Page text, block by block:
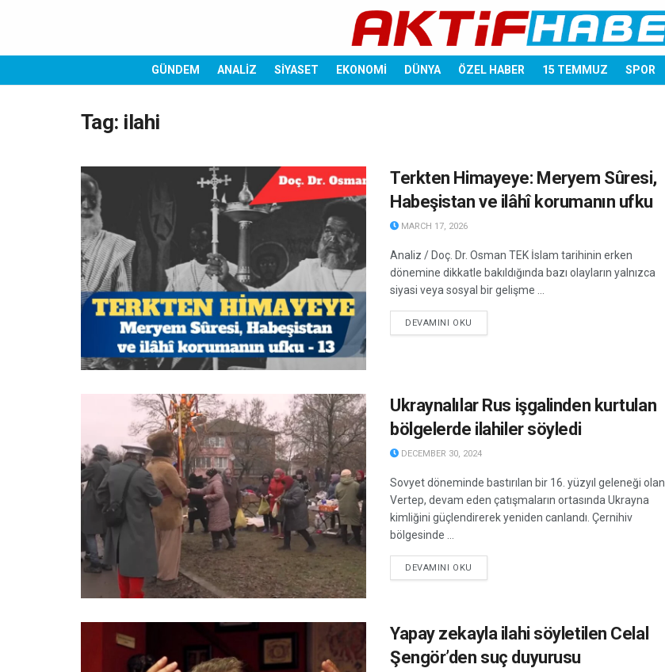
GÜNDEM ANALİZ SİYASET EKONOMİ DÜNYA ÖZEL HABER 15 TEMMUZ SPOR
Tag: ilahi
Terkten Himayeye: Meryem Sûresi,
Habeşistan ve ilâhî korumanın ufku
MARCH 17, 2026
Analiz / Doç. Dr. Osman TEK İslam tarihinin erken
dönemine dikkatle bakıldığında bazı olayların yalnızca
siyasi veya sosyal bir gelişme ...
DEVAMINI OKU
Ukraynalılar Rus işgalinden kurtulan
bölgelerde ilahiler söyledi
DECEMBER 30, 2024
Sovyet döneminde bastırılan bir 16. yüzyıl geleneği olan
Vertep, devam eden çatışmaların ortasında Ukrayna
kimliğini güçlendirerek yeniden canlandı. Çernihiv
bölgesinde ...
DEVAMINI OKU
Yapay zekayla ilahi söyletilen Celal
Şengör’den suç duyurusu